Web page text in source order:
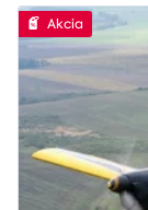
Akcia